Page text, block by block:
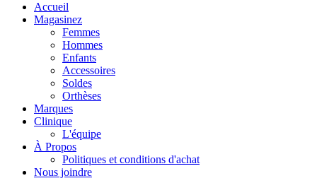
Accueil
Magasinez
Femmes
Hommes
Enfants
Accessoires
Soldes
Orthèses
Marques
Clinique
L'équipe
À Propos
Politiques et conditions d'achat
Nous joindre